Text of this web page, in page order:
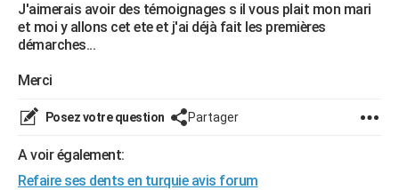
Guides de France
Escapades
Patrimoine
Expositions
Musées
Week-end nature
+LIFESTYLE
SANTE
VOYAGE
GUIDES D'ACHAT
J'aimerais avoir des témoignages s il vous plait mon mari
et moi y allons cet ete et j'ai déjà fait les premières
démarches...
Merci
Posez votre question Partager
A voir également:
Refaire ses dents en turquie avis forum